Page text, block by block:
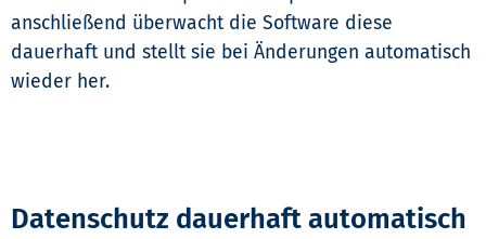
anschließend überwacht die Software diese
dauerhaft und stellt sie bei Änderungen automatisch
wieder her.
Datenschutz dauerhaft automatisch